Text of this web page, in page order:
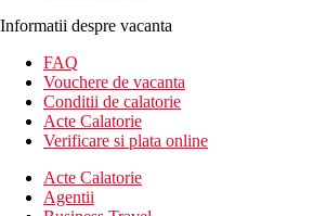
Informatii despre vacanta
FAQ
Vouchere de vacanta
Conditii de calatorie
Acte Calatorie
Verificare si plata online
Acte Calatorie
Agentii